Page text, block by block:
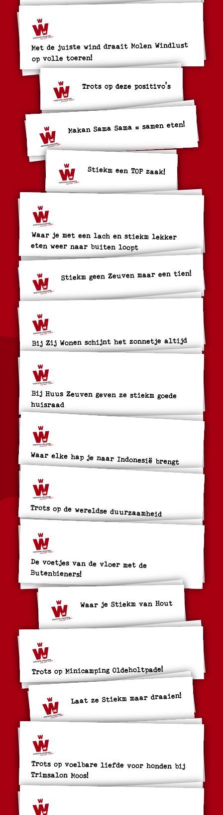
Met de juiste wind draait Molen Windlust
op volle toeren!
Trots op deze positivo's
Makan Sama Sama = samen eten!
Stiekm een TOP zaak!
Waar je met een lach en stiekm lekker
eten weer naar buiten loopt
Stiekm geen Zeuven maar een tien!
Bij Zij Wonen schijnt het zonnetje altijd
Bij Huus Zeuven geven ze stiekm goede
huisraad
Waar elke hap je naar Indonesië brengt
Trots op de wereldse duurzaamheid
De voetjes van de vloer met de
Butenbieners!
Waar je Stiekm van Hout
Trots op Minicamping Oldeholtpade!
Laat ze Stiekm maar draaien!
Trots op voelbare liefde voor honden bij
Trimsalon Moos!